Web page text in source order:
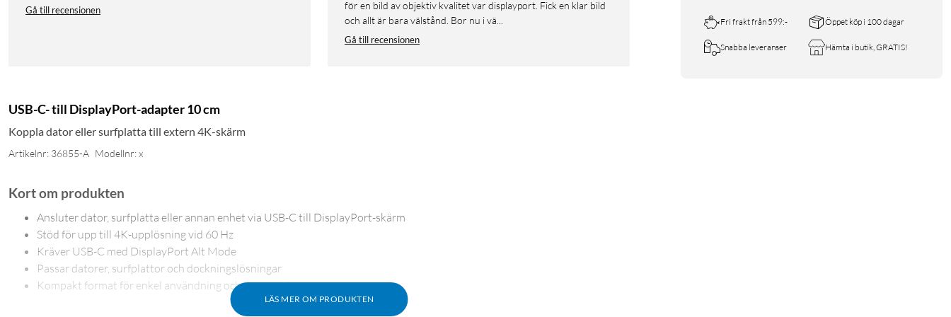
Fri frakt från 599:- Öppet köp i 100 dagar
Snabba leveranser Hämta i butik, GRATIS!
Gå till recensionen
för en bild av objektiv kvalitet var displayport. Fick en klar bild
och allt är bara välstånd. Bor nu i vä...
Gå till recensionen
USB-C- till DisplayPort-adapter 10 cm
Koppla dator eller surfplatta till extern 4K-skärm
Artikelnr: 36855-A Modellnr: x
LÄS MER OM PRODUKTEN
Kort om produkten
Ansluter dator, surfplatta eller annan enhet via USB-C till DisplayPort-skärm
Stöd för upp till 4K-upplösning vid 60 Hz
Kräver USB-C med DisplayPort Alt Mode
Passar datorer, surfplattor och dockningslösningar
Kompakt format för enkel användning och transport